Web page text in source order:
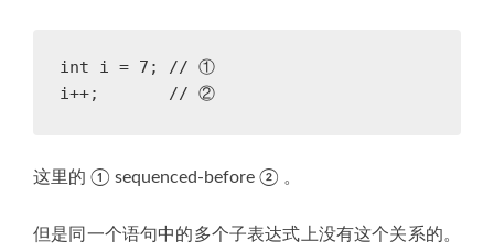
int i = 7 ;
// ①
i++; // ②
这里的 ① sequenced-before ② 。
但是同一个语句中的多个子表达式上没有这个关系的。